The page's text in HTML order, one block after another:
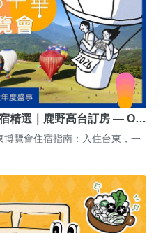
精選｜鹿野高台訂房 — O…
覽會住宿指南：入住台東，一